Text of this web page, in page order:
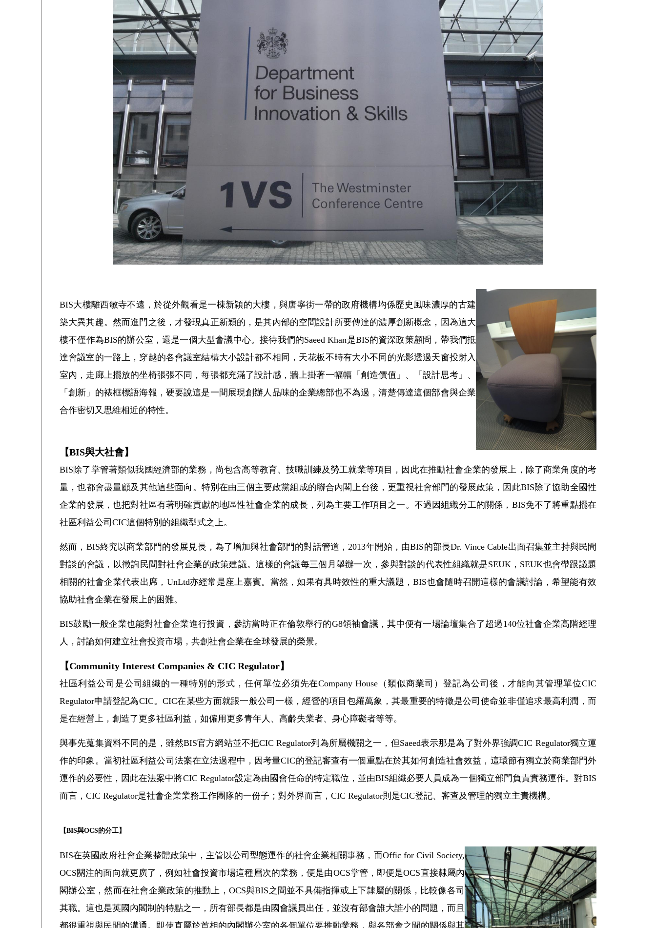
BIS大樓離西敏寺不遠，於從外觀看是一棟新穎的大樓，與唐寧街一帶的政府機構均係歷史風味濃厚的古建
築大異其趣。然而進門之後，才發現真正新穎的，是其內部的空間設計所要傳達的濃厚創新概念，因為這大
樓不僅作為BIS的辦公室，還是一個大型會議中心。接待我們的Saeed Khan是BIS的資深政策顧問，帶我們抵
達會議室的一路上，穿越的各會議室結構大小設計都不相同，天花板不時有大小不同的光影透過天窗投射入
室內，走廊上擺放的坐椅張張不同，每張都充滿了設計感，牆上掛著一幅幅「創造價值」、「設計思考」、
「創新」的裱框標語海報，硬要說這是一間展現創辦人品味的企業總部也不為過，清楚傳達這個部會與企業
合作密切又思維相近的特性。
【BIS與大社會】
BIS除了掌管著類似我國經濟部的業務，尚包含高等教育、技職訓練及勞工就業等項目，因此在推動社會企業的發展上，除了商業角度的考
量，也都會盡量顧及其他這些面向。特別在由三個主要政黨組成的聯合內閣上台後，更重視社會部門的發展政策，因此BIS除了協助全國性
企業的發展，也把對社區有著明確貢獻的地區性社會企業的成長，列為主要工作項目之一。不過因組織分工的關係，BIS免不了將重點擺在
社區利益公司CIC這個特別的組織型式之上。
然而，BIS終究以商業部門的發展見長，為了增加與社會部門的對話管道，2013年開始，由BIS的部長Dr. Vince Cable出面召集並主持與民間
對談的會議，以徵詢民間對社會企業的政策建議。這樣的會議每三個月舉辦一次，參與對談的代表性組織就是SEUK，SEUK也會帶跟議題
相關的社會企業代表出席，UnLtd亦經常是座上嘉賓。當然，如果有具時效性的重大議題，BIS也會隨時召開這樣的會議討論，希望能有效
協助社會企業在發展上的困難。
BIS鼓勵一般企業也能對社會企業進行投資，參訪當時正在倫敦舉行的G8領袖會議，其中便有一場論壇集合了超過140位社會企業高階經理
人，討論如何建立社會投資市場，共創社會企業在全球發展的榮景。
【Community Interest Companies & CIC Regulator】
社區利益公司是公司組織的一種特別的形式，任何單位必須先在Company House（類似商業司）登記為公司後，才能向其管理單位CIC
Regulator申請登記為CIC。CIC在某些方面就跟一般公司一樣，經營的項目包羅萬象，其最重要的特徵是公司使命並非僅追求最高利潤，而
是在經營上，創造了更多社區利益，如僱用更多青年人、高齡失業者、身心障礙者等等。
與事先蒐集資料不同的是，雖然BIS官方網站並不把CIC Regulator列為所屬機關之一，但Saeed表示那是為了對外界強調CIC Regulator獨立運
作的印象。當初社區利益公司法案在立法過程中，因考量CIC的登記審查有一個重點在於其如何創造社會效益，這環節有獨立於商業部門外
運作的必要性，因此在法案中將CIC Regulator設定為由國會任命的特定職位，並由BIS組織必要人員成為一個獨立部門負責實務運作。對BIS
而言，CIC Regulator是社會企業業務工作團隊的一份子；對外界而言，CIC Regulator則是CIC登記、審查及管理的獨立主責機構。
【BIS與OCS的分工】
BIS在英國政府社會企業整體政策中，主管以公司型態運作的社會企業相關事務，而Offic for Civil Society,
OCS關注的面向就更廣了，例如社會投資市場這種層次的業務，便是由OCS掌管，即便是OCS直接隸屬內
閣辦公室，然而在社會企業政策的推動上，OCS與BIS之間並不具備指揮或上下隸屬的關係，比較像各司
其職。這也是英國內閣制的特點之一，所有部長都是由國會議員出任，並沒有部會誰大誰小的問題，而且
都很重視與民間的溝通。即使直屬於首相的內閣辦公室的各個單位要推動業務，與各部會之間的關係與其